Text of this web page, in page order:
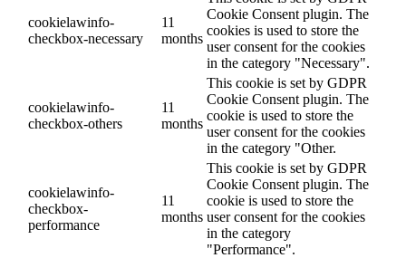
cookielawinfo-
checkbox-necessary
11
months
Cookie Consent plugin. The
cookies is used to store the
user consent for the cookies
in the category "Necessary".
cookielawinfo-
checkbox-others
11
months
This cookie is set by GDPR
Cookie Consent plugin. The
cookie is used to store the
user consent for the cookies
in the category "Other.
cookielawinfo-
checkbox-
performance
11
months
This cookie is set by GDPR
Cookie Consent plugin. The
cookie is used to store the
user consent for the cookies
in the category
"Performance".